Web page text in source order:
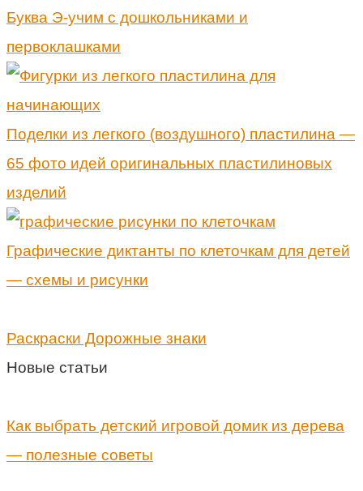
Буква Э-учим с дошкольниками и
первоклашками
Поделки из легкого (воздушного) пластилина —
65 фото идей оригинальных пластилиновых
изделий
Графические диктанты по клеточкам для детей
— схемы и рисунки
Раскраски Дорожные знаки
Новые статьи
Как выбрать детский игровой домик из дерева
— полезные советы